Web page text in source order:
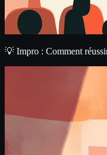
💡 Impro : Comment